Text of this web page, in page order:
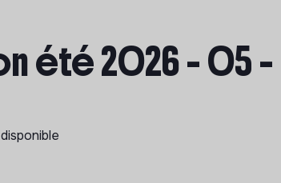
été 2026 - 05 -